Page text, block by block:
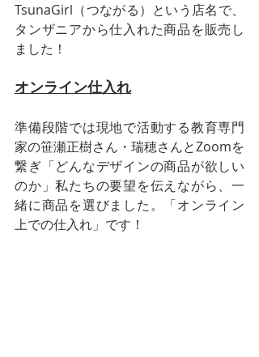
TsunaGirl（つながる）という店名で、
タンザニアから仕入れた商品を販売し
ました！
オンライン仕入れ
準備段階では現地で活動する教育専門
家の笹瀬正樹さん・瑞穂さんとZoomを
繋ぎ「どんなデザインの商品が欲しい
のか」私たちの要望を伝えながら、一
緒に商品を選びました。「オンライン
上での仕入れ」です！